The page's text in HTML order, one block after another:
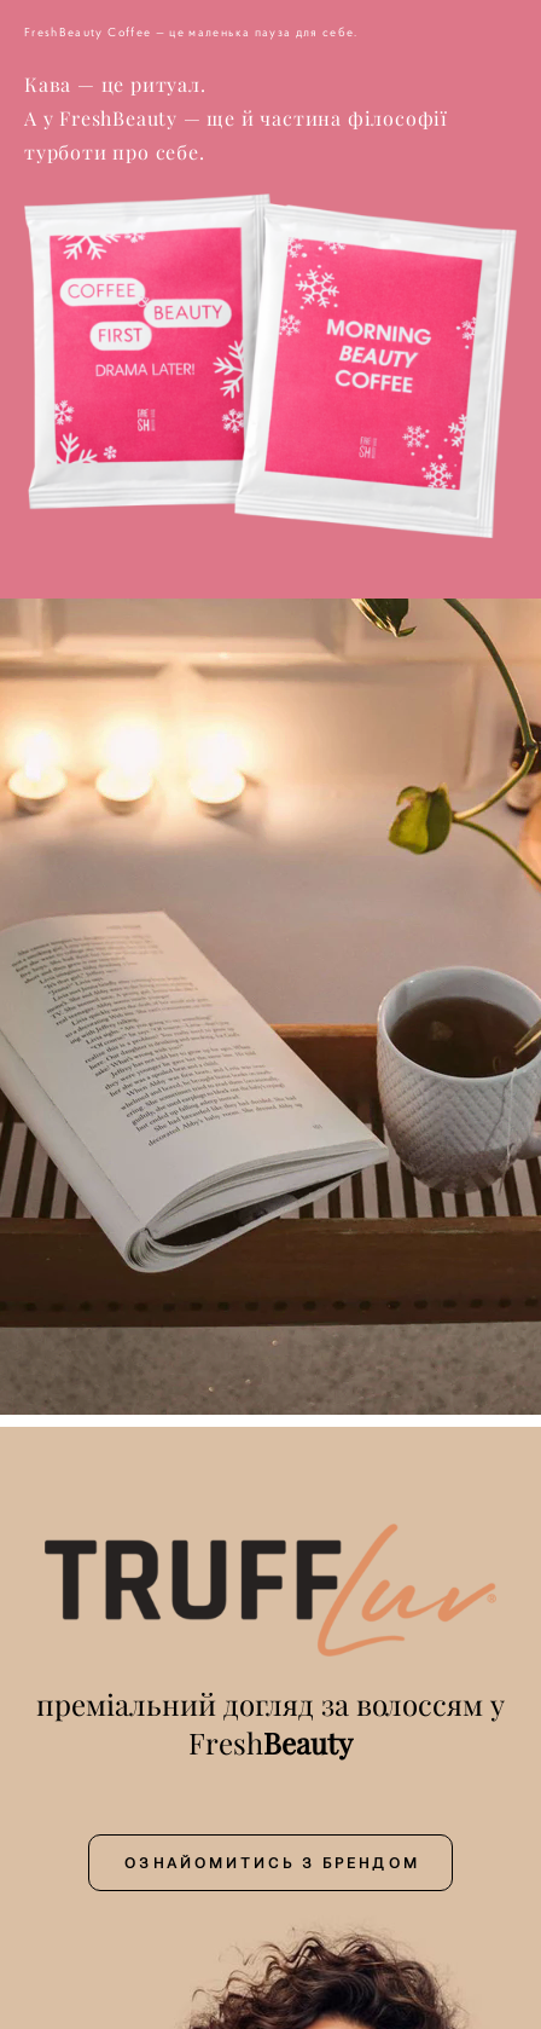
преміальний догляд за волоссям у
FreshBeauty
ОЗНАЙОМИТИСЬ З БРЕНДОМ
FreshBeauty Coffee — це маленька пауза для себе.
Кава — це ритуал.
А у FreshBeauty — ще й частина філософії
турботи про себе.